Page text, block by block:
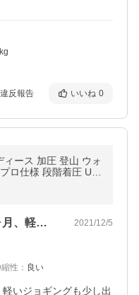
違反報告 いいね 0
ィース 加圧 登山 ウォ
ロ仕様 段階着圧 UV
コンプレッションタ
朝のウオーキングを始めて6ヶ月、軽いジ… 2021/12/5
性 ： 良い
いジョギングも少し出